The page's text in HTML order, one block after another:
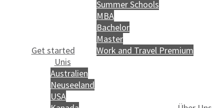
Get started
Summer Schools
MBA
Bachelor
Master
Work and Travel Premium
Unis
Australien
Neuseeland
USA